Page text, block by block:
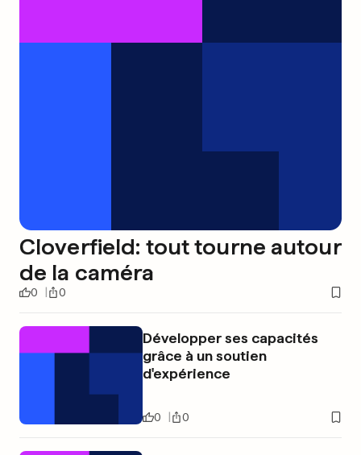
Cloverfield: tout tourne autour
de la caméra
0 0
Développer ses capacités
grâce à un soutien
d'expérience
0 0